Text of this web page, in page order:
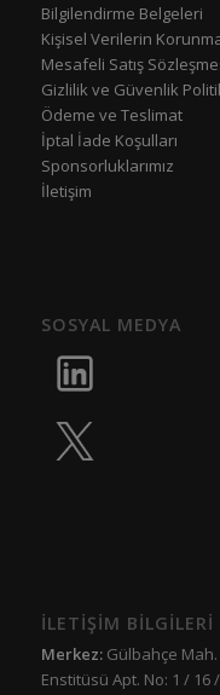
Bilgilendirme Belgeleri
Kişisel Verilerin
Mesafeli Satış
Gizlilik ve Güvenlik
Ödeme ve Teslimat
İptal İade Koşulları
Sponsorluklarımız
İletişim
SOSYAL MEDYA
İLETİŞİM BİLGİLERİ
Merkez:Gülbahçe Mah.
Enstitüsü Apt. No: 1 / 16